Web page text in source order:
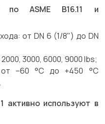
по ASME B16.11 и
от DN 6 (1/8") до DN
3000, 6000, 9000 lbs;
от –60 °C до +450 °C
активно используют в